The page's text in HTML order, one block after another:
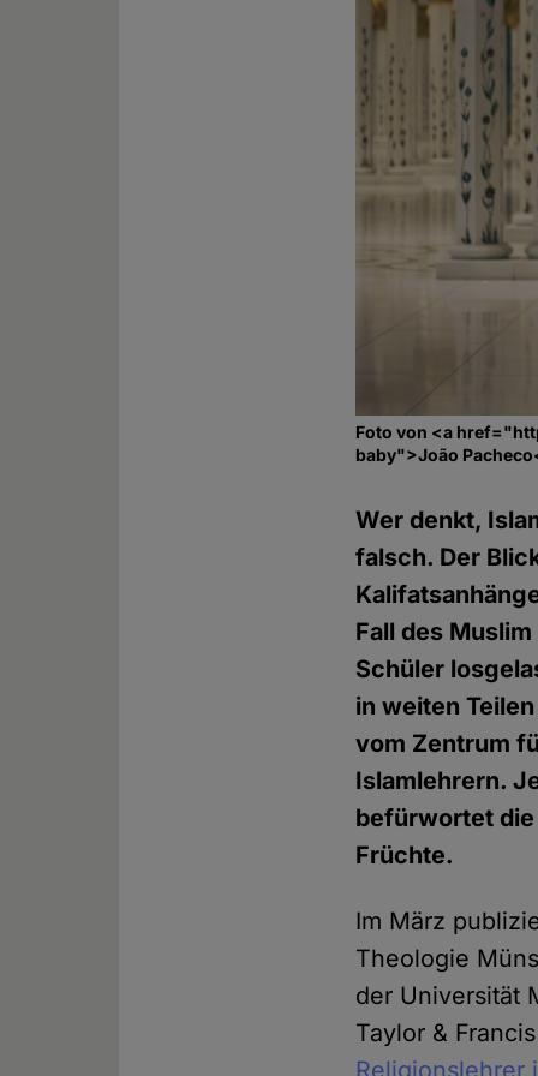
Foto von <a
baby">João
Wer denkt,
falsch. Der
Fall des
Schüler
in weiten
vom Zentrum
Islamlehrern.
befürwortet
Früchte.
Im März
Theologie
der Universität
Taylor &